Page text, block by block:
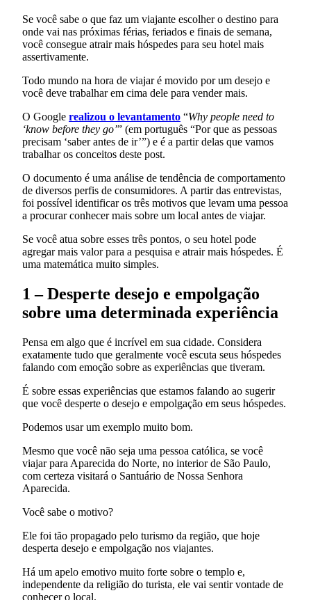
Se você sabe o que faz um viajante escolher o destino para
onde vai nas próximas férias, feriados e finais de semana,
você consegue atrair mais hóspedes para seu hotel mais
assertivamente.
Todo mundo na hora de viajar é movido por um desejo e
você deve trabalhar em cima dele para vender mais.
O Google realizou o levantamento “Why people need to
‘know before they go’” (em português “Por que as pessoas
precisam ‘saber antes de ir’”) e é a partir delas que vamos
trabalhar os conceitos deste post.
O documento é uma análise de tendência de comportamento
de diversos perfis de consumidores. A partir das entrevistas,
foi possível identificar os três motivos que levam uma pessoa
a procurar conhecer mais sobre um local antes de viajar.
Se você atua sobre esses três pontos, o seu hotel pode
agregar mais valor para a pesquisa e atrair mais hóspedes. É
uma matemática muito simples.
1 – Desperte desejo e empolgação
sobre uma determinada experiência
Pensa em algo que é incrível em sua cidade. Considera
exatamente tudo que geralmente você escuta seus hóspedes
falando com emoção sobre as experiências que tiveram.
É sobre essas experiências que estamos falando ao sugerir
que você desperte o desejo e empolgação em seus hóspedes.
Podemos usar um exemplo muito bom.
Mesmo que você não seja uma pessoa católica, se você
viajar para Aparecida do Norte, no interior de São Paulo,
com certeza visitará o Santuário de Nossa Senhora
Aparecida.
Você sabe o motivo?
Ele foi tão propagado pelo turismo da região, que hoje
desperta desejo e empolgação nos viajantes.
Há um apelo emotivo muito forte sobre o templo e,
independente da religião do turista, ele vai sentir vontade de
conhecer o local.